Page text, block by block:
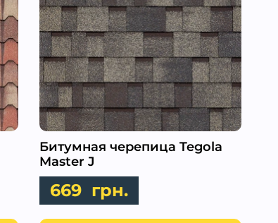
Битумная черепица Tegola
Master J
669 грн.